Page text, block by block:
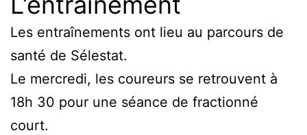
Les entraînements ont lieu au parcours de
santé de Sélestat.
Le mercredi, les coureurs se retrouvent à
18h 30 pour une séance de fractionné
court.